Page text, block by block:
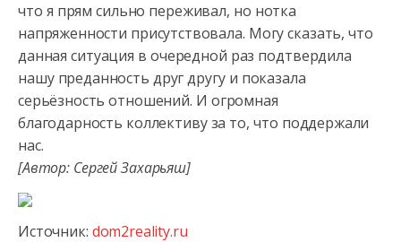
что я прям сильно переживал, но нотка
напряженности присутствовала. Могу сказать, что
данная ситуация в очередной раз подтвердила
нашу преданность друг другу и показала
серьёзность отношений. И огромная
благодарность коллективу за то, что поддержали
нас.
[Автор: Сергей Захарьяш]
Источник: dom2reality.ru